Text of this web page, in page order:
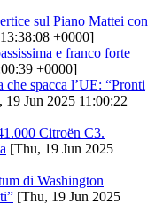
sul Piano Mattei con
+0000]
e franco forte
+0000]
che spacca l’UE: “Pronti
19 Jun 2025 11:00:22
Citroën C3.
[Thu, 19 Jun 2025
di Washington
[Thu, 19 Jun 2025